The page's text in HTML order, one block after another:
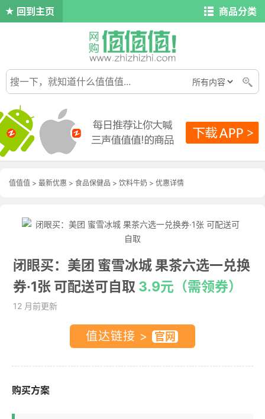
回到主页 商品分类
值值值 > 最新优惠 > 食品保健品 > 饮料牛奶 > 优惠详情
闭眼买：美团 蜜雪冰城 果茶六选一兑换
券·1张 可配送可自取 3.9元（需领券）
12 月前更新
值达链接 >
购买方案